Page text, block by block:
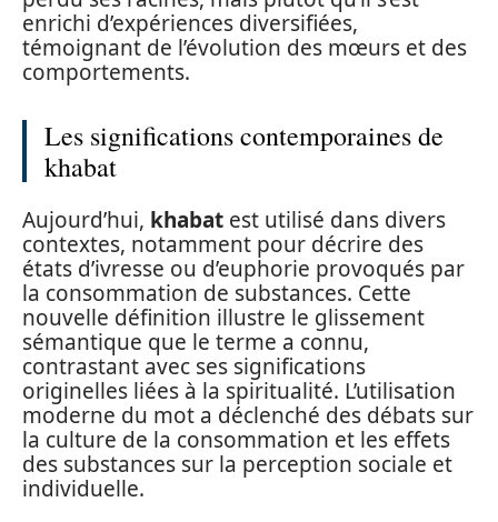
enrichi d’expériences diversifiées,
témoignant de l’évolution des mœurs et des
comportements.
Les significations contemporaines de
khabat
Aujourd’hui, khabat est utilisé dans divers
contextes, notamment pour décrire des
états d’ivresse ou d’euphorie provoqués par
la consommation de substances. Cette
nouvelle définition illustre le glissement
sémantique que le terme a connu,
contrastant avec ses significations
originelles liées à la spiritualité. L’utilisation
moderne du mot a déclenché des débats sur
la culture de la consommation et les effets
des substances sur la perception sociale et
individuelle.